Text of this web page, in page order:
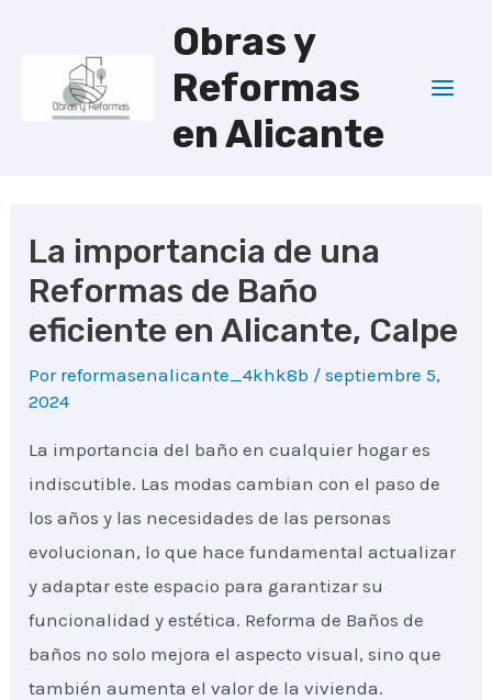
contenido
Obras y
Reformas
en Alicante
La importancia de una
Reformas de Baño
eficiente en Alicante, Calpe
Por reformasenalicante_4khk8b /septiembre 5,
2024
La importancia del baño en cualquier hogar es
indiscutible. Las modas cambian con el paso de
los años y las necesidades de las personas
evolucionan, lo que hace fundamental actualizar
y adaptar este espacio para garantizar su
funcionalidad y estética. Reforma de Baños de
baños no solo mejora el aspecto visual, sino que
también aumenta el valor de la vivienda.